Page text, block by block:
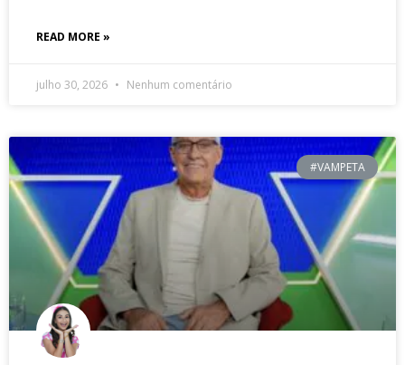
READ MORE »
julho 30, 2026 Nenhum comentário
#VAMPETA